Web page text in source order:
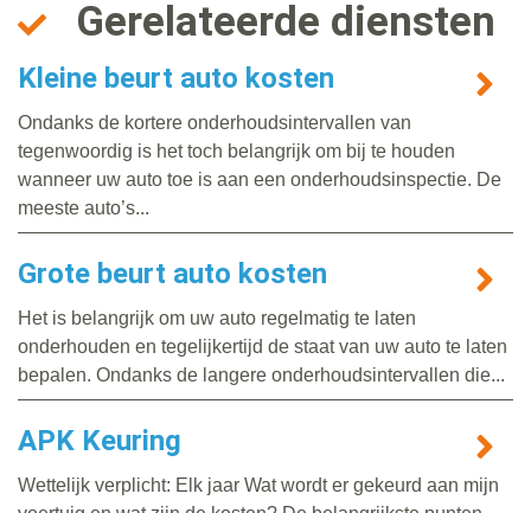
Gerelateerde diensten
Kleine beurt auto kosten
Ondanks de kortere onderhoudsintervallen van
tegenwoordig is het toch belangrijk om bij te houden
wanneer uw auto toe is aan een onderhoudsinspectie. De
meeste auto’s...
Grote beurt auto kosten
Het is belangrijk om uw auto regelmatig te laten
onderhouden en tegelijkertijd de staat van uw auto te laten
bepalen. Ondanks de langere onderhoudsintervallen die...
APK Keuring
Wettelijk verplicht: Elk jaar Wat wordt er gekeurd aan mijn